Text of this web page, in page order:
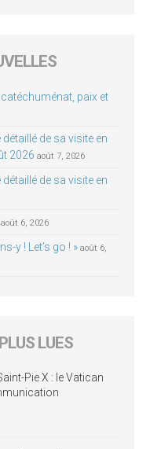
paix et
de sa visite en
2026 août 7, 2026
de sa visite en
août 6, 2026
y ! Let’s go ! » août 6,
LUES
Pie X : le Vatican